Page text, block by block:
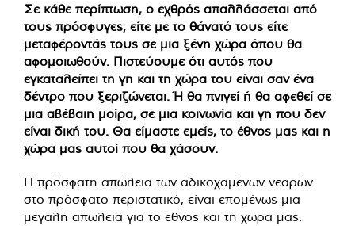
Σε κάθε περίπτωση, ο εχθρός απαλλάσσεται από
τους πρόσφυγες, είτε με το θάνατό τους είτε
μεταφέροντάς τους σε μια ξένη χώρα όπου θα
αφομοιωθούν. Πιστεύουμε ότι αυτός που
εγκαταλείπει τη γη και τη χώρα του είναι σαν ένα
δέντρο που ξεριζώνεται. Ή θα πνιγεί ή θα αφεθεί σε
μια αβέβαιη μοίρα, σε μια κοινωνία και γη που δεν
είναι δική του. Θα είμαστε εμείς, το έθνος μας και η
χώρα μας αυτοί που θα χάσουν.
Η πρόσφατη απώλεια των αδικοχαμένων νεαρών
στο πρόσφατο περιστατικό, είναι επομένως μια
μεγάλη απώλεια για το έθνος και τη χώρα μας.